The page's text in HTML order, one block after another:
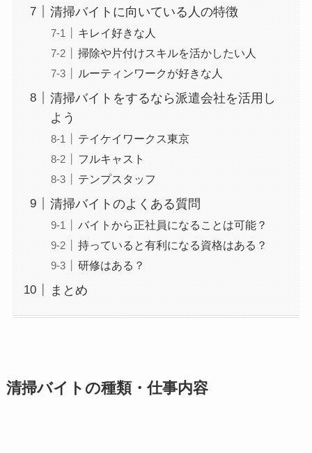
清掃バイトに向いている人の特徴
キレイ好きな人
掃除や片付けスキルを活かしたい人
ルーティンワークが好きな人
清掃バイトをするなら派遣会社を活用し
よう
テイケイワークス東京
フルキャスト
テンプスタッフ
清掃バイトのよくある質問
バイトから正社員になることは可能？
持っていると有利になる資格はある？
研修はある？
まとめ
清掃バイトの種類・仕事内容